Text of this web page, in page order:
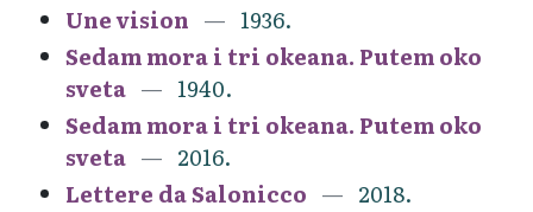
Une vision
1936.
Sedam mora i tri okeana. Putem oko
sveta
1940.
Sedam mora i tri okeana. Putem oko
sveta
2016.
Lettere da Salonicco
2018.